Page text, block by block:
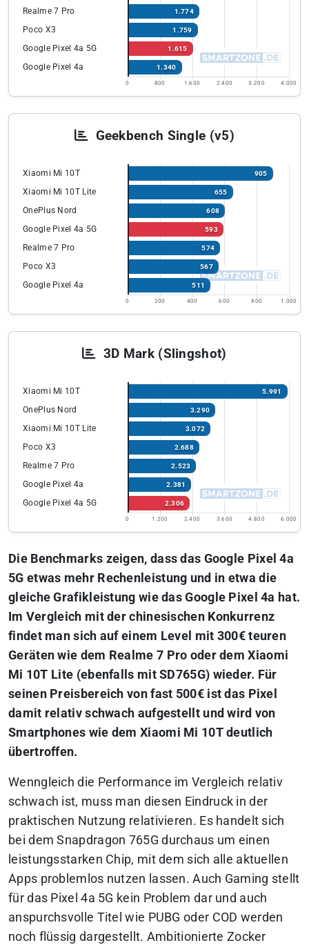
Realme 7 Pro 1.774
Poco X3 1.759
Google Pixel 4a 5G 1.615
Google Pixel 4a 1.340
0 800 1.600 2.400 3.200 4.000
Geekbench Single (v5)
Xiaomi Mi 10T 905
Xiaomi Mi 10T Lite 655
OnePlus Nord 608
Google Pixel 4a 5G 593
Realme 7 Pro 574
Poco X3 567
Google Pixel 4a 511
0 200 400 600 800 1.000
3D Mark (Slingshot)
Xiaomi Mi 10T 5.991
OnePlus Nord 3.290
Xiaomi Mi 10T Lite 3.072
Poco X3 2.688
Realme 7 Pro 2.523
Google Pixel 4a 2.381
Google Pixel 4a 5G 2.306
0 1.200 2.400 3.600 4.800 6.000
Die Benchmarks zeigen, dass das Google Pixel 4a
5G etwas mehr Rechenleistung und in etwa die
gleiche Grafikleistung wie das Google Pixel 4a hat.
Im Vergleich mit der chinesischen Konkurrenz
findet man sich auf einem Level mit 300€ teuren
Geräten wie dem Realme 7 Pro oder dem Xiaomi
Mi 10T Lite (ebenfalls mit SD765G) wieder. Für
seinen Preisbereich von fast 500€ ist das Pixel
damit relativ schwach aufgestellt und wird von
Smartphones wie dem Xiaomi Mi 10T deutlich
übertroffen.
Wenngleich die Performance im Vergleich relativ
schwach ist, muss man diesen Eindruck in der
praktischen Nutzung relativieren. Es handelt sich
bei dem Snapdragon 765G durchaus um einen
leistungsstarken Chip, mit dem sich alle aktuellen
Apps problemlos nutzen lassen. Auch Gaming stellt
für das Pixel 4a 5G kein Problem dar und auch
anspurchsvolle Titel wie PUBG oder COD werden
noch flüssig dargestellt. Ambitionierte Zocker